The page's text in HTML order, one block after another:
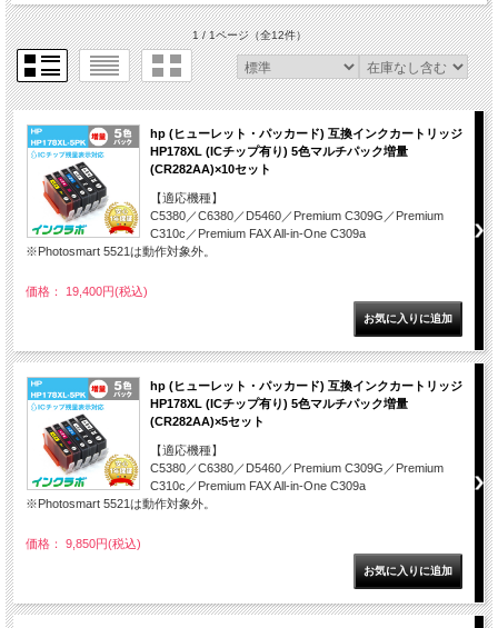
1 / 1ページ（全12件）
hp (ヒューレット・パッカード) 互換インクカートリッジ
HP178XL (ICチップ有り) 5色マルチパック増量
(CR282AA)×10セット
【適応機種】
C5380／C6380／D5460／Premium C309G／Premium
C310c／Premium FAX All-in-One C309a
※Photosmart 5521は動作対象外。
価格： 19,400円(税込)
hp (ヒューレット・パッカード) 互換インクカートリッジ
HP178XL (ICチップ有り) 5色マルチパック増量
(CR282AA)×5セット
【適応機種】
C5380／C6380／D5460／Premium C309G／Premium
C310c／Premium FAX All-in-One C309a
※Photosmart 5521は動作対象外。
価格： 9,850円(税込)